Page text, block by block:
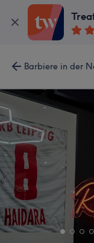
Barbiere in der